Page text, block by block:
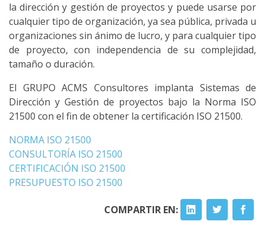
la dirección y gestión de proyectos y puede usarse por
cualquier tipo de organización, ya sea pública, privada u
organizaciones sin ánimo de lucro, y para cualquier tipo
de proyecto, con independencia de su complejidad,
tamaño o duración.
El GRUPO ACMS Consultores implanta Sistemas de
Dirección y Gestión de proyectos bajo la Norma ISO
21500 con el fin de obtener la certificación ISO 21500.
NORMA ISO 21500
CONSULTORÍA ISO 21500
CERTIFICACIÓN ISO 21500
PRESUPUESTO ISO 21500
COMPARTIR EN: